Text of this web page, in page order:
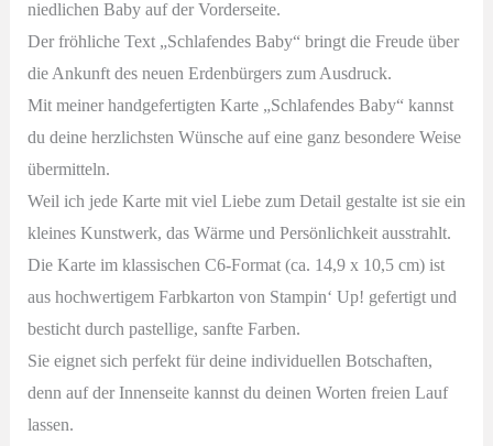
Menge
niedlichen Baby auf der Vorderseite.
Der fröhliche Text „Schlafendes Baby“ bringt die Freude über
die Ankunft des neuen Erdenbürgers zum Ausdruck.
Mit meiner handgefertigten Karte „Schlafendes Baby“ kannst
du deine herzlichsten Wünsche auf eine ganz besondere Weise
übermitteln.
Weil ich jede Karte mit viel Liebe zum Detail gestalte ist sie ein
kleines Kunstwerk, das Wärme und Persönlichkeit ausstrahlt.
Die Karte im klassischen C6-Format (ca. 14,9 x 10,5 cm) ist
aus hochwertigem Farbkarton von Stampin‘ Up! gefertigt und
besticht durch pastellige, sanfte Farben.
Sie eignet sich perfekt für deine individuellen Botschaften,
denn auf der Innenseite kannst du deinen Worten freien Lauf
lassen.